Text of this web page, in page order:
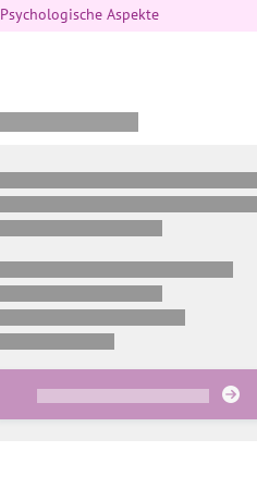
Psychologische Aspekte